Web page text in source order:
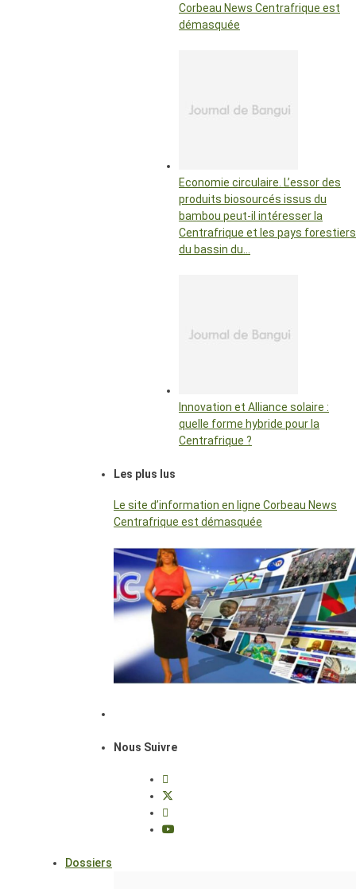
Corbeau News Centrafrique est
démasquée
Economie circulaire. L’essor des
produits biosourcés issus du
bambou peut-il intéresser la
Centrafrique et les pays forestiers
du bassin du…
Innovation et Alliance solaire :
quelle forme hybride pour la
Centrafrique ?
Les plus lus
Le site d’information en ligne Corbeau News
Centrafrique est démasquée
Nous Suivre
Dossiers